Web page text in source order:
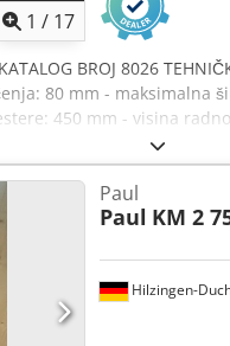
1 / 17
BROJ 8026
80 mm - maksimalna
450 mm - visina
1x160 mm, 1x170 mm
Ixpex Aa Eea
PLN Neto cena:
Hilzingen-
Paul
Paul KM 2